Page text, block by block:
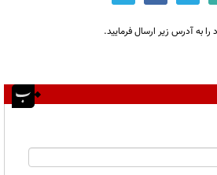
به آدرس زیر ارسال فرمایید.